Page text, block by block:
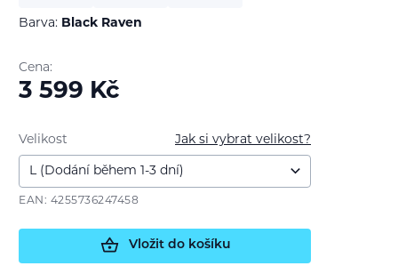
Barva: Black Raven
Cena:
3 599 Kč
Jak si vybrat velikost?
Velikost
EAN: 4255736247458
Vložit do košíku